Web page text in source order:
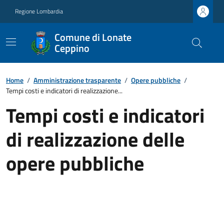
Regione Lombardia
Comune di Lonate
Ceppino
Home / Amministrazione trasparente / Opere pubbliche /
Tempi costi e indicatori di realizzazione...
Tempi costi e indicatori
di realizzazione delle
opere pubbliche